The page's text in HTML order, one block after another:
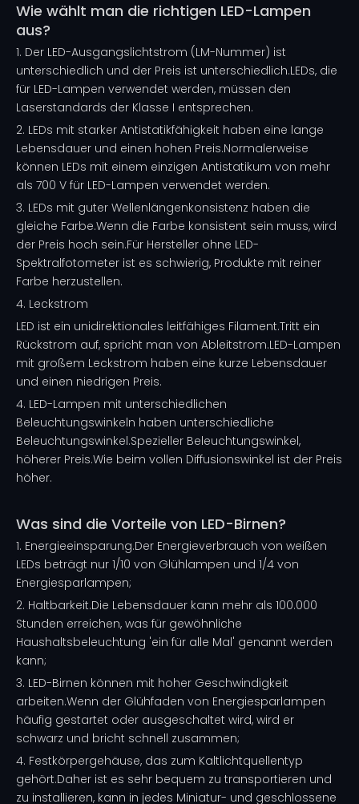
Wie wählt man die richtigen LED-Lampen
aus?
1. Der LED-Ausgangslichtstrom (LM-Nummer) ist
unterschiedlich und der Preis ist unterschiedlich.LEDs, die
für LED-Lampen verwendet werden, müssen den
Laserstandards der Klasse I entsprechen.
2. LEDs mit starker Antistatikfähigkeit haben eine lange
Lebensdauer und einen hohen Preis.Normalerweise
können LEDs mit einem einzigen Antistatikum von mehr
als 700 V für LED-Lampen verwendet werden.
3. LEDs mit guter Wellenlängenkonsistenz haben die
gleiche Farbe.Wenn die Farbe konsistent sein muss, wird
der Preis hoch sein.Für Hersteller ohne LED-
Spektralfotometer ist es schwierig, Produkte mit reiner
Farbe herzustellen.
4. Leckstrom
LED ist ein unidirektionales leitfähiges Filament.Tritt ein
Rückstrom auf, spricht man von Ableitstrom.LED-Lampen
mit großem Leckstrom haben eine kurze Lebensdauer
und einen niedrigen Preis.
4. LED-Lampen mit unterschiedlichen
Beleuchtungswinkeln haben unterschiedliche
Beleuchtungswinkel.Spezieller Beleuchtungswinkel,
höherer Preis.Wie beim vollen Diffusionswinkel ist der Preis
höher.
Was sind die Vorteile von LED-Birnen?
1. Energieeinsparung.Der Energieverbrauch von weißen
LEDs beträgt nur 1/10 von Glühlampen und 1/4 von
Energiesparlampen;
2. Haltbarkeit.Die Lebensdauer kann mehr als 100.000
Stunden erreichen, was für gewöhnliche
Haushaltsbeleuchtung 'ein für alle Mal' genannt werden
kann;
3. LED-Birnen können mit hoher Geschwindigkeit
arbeiten.Wenn der Glühfaden von Energiesparlampen
häufig gestartet oder ausgeschaltet wird, wird er
schwarz und bricht schnell zusammen;
4. Festkörpergehäuse, das zum Kaltlichtquellentyp
gehört.Daher ist es sehr bequem zu transportieren und
zu installieren, kann in jedes Miniatur- und geschlossene